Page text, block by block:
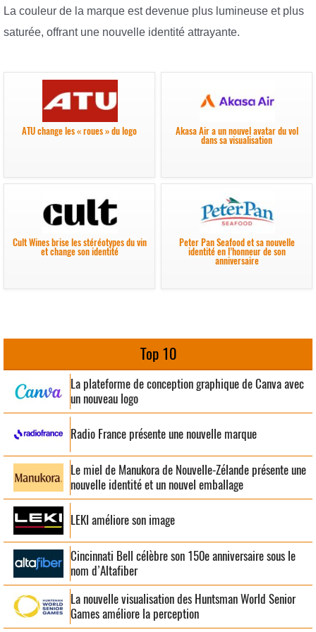
La couleur de la marque est devenue plus lumineuse et plus
saturée, offrant une nouvelle identité attrayante.
ATU change les « roues » du logo Akasa Air a un nouvel avatar du vol
dans sa visualisation
Cult Wines brise les stéréotypes du vin
et change son identité
Peter Pan Seafood et sa nouvelle
identité en l’honneur de son
anniversaire
Top 10
La plateforme de conception graphique de Canva avec
un nouveau logo
Radio France présente une nouvelle marque
Le miel de Manukora de Nouvelle-Zélande présente une
nouvelle identité et un nouvel emballage
LEKI améliore son image
Cincinnati Bell célèbre son 150e anniversaire sous le
nom d’Altafiber
La nouvelle visualisation des Huntsman World Senior
Games améliore la perception